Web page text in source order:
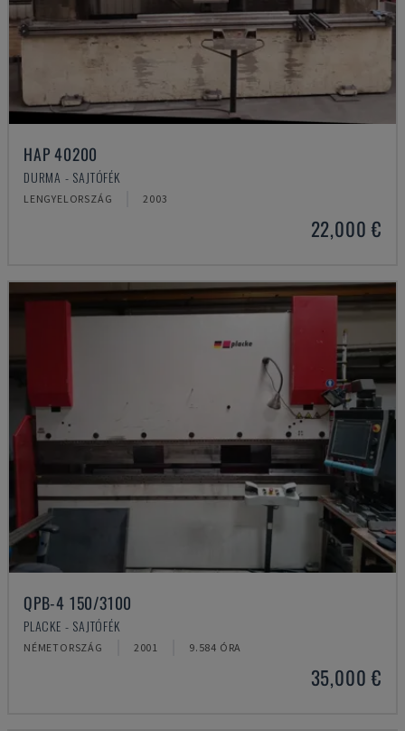
HAP 40200
DURMA - SAJTÓFÉK
LENGYELORSZÁG 2003
22,000 €
QPB-4 150/3100
PLACKE - SAJTÓFÉK
NÉMETORSZÁG 2001 9.584 ÓRA
35,000 €